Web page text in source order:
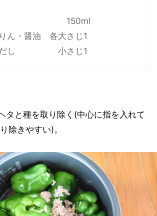
150ml
ん・醤油 各大さじ1
風だし 小さじ1
タと種を取り除く(中心に指を入れて
除きやすい)。